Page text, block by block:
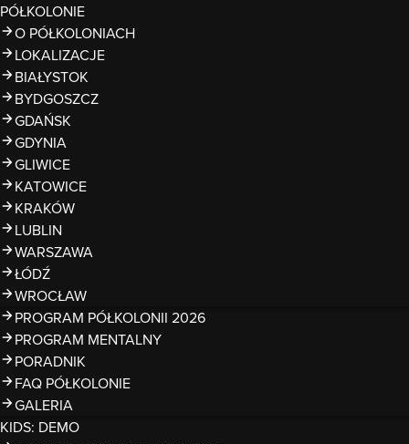
PÓŁKOLONIE
O PÓŁKOLONIACH
LOKALIZACJE
BIAŁYSTOK
BYDGOSZCZ
GDAŃSK
GDYNIA
GLIWICE
KATOWICE
KRAKÓW
LUBLIN
WARSZAWA
ŁÓDŹ
WROCŁAW
PROGRAM PÓŁKOLONII 2026
PROGRAM MENTALNY
PORADNIK
FAQ PÓŁKOLONIE
GALERIA
KIDS: DEMO